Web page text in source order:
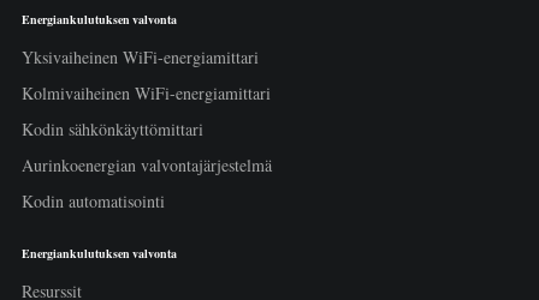
Energiankulutuksen valvonta
Yksivaiheinen WiFi-energiamittari
Kolmivaiheinen WiFi-energiamittari
Kodin sähkönkäyttömittari
Aurinkoenergian valvontajärjestelmä
Kodin automatisointi
Energiankulutuksen valvonta
Resurssit